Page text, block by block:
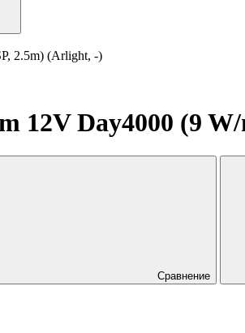
2.5m) (Arlight, -)
12V Day4000 (9
Сравнение